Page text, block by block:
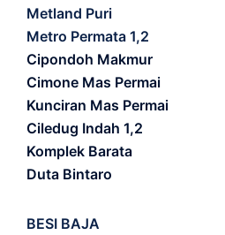
Metland Puri
Metro Permata 1,2
Cipondoh Makmur
Cimone Mas Permai
Kunciran Mas Permai
Ciledug Indah 1,2
Komplek Barata
Duta Bintaro
BESI BAJA